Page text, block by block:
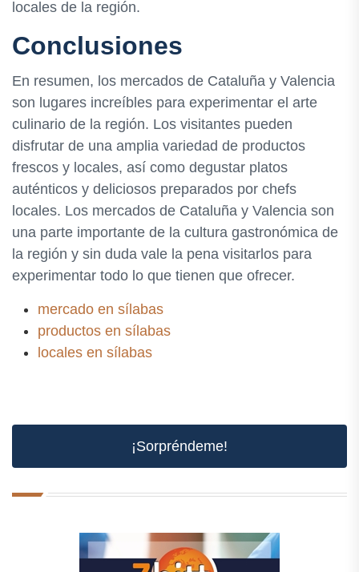
locales de la región.
Conclusiones
En resumen, los mercados de Cataluña y Valencia
son lugares increíbles para experimentar el arte
culinario de la región. Los visitantes pueden
disfrutar de una amplia variedad de productos
frescos y locales, así como degustar platos
auténticos y deliciosos preparados por chefs
locales. Los mercados de Cataluña y Valencia son
una parte importante de la cultura gastronómica de
la región y sin duda vale la pena visitarlos para
experimentar todo lo que tienen que ofrecer.
mercado en sílabas
productos en sílabas
locales en sílabas
¡Sorpréndeme!